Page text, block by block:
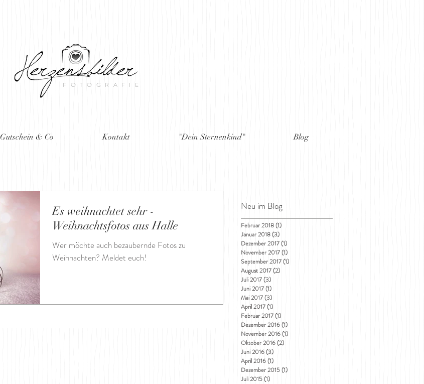
FOTOGRAFIE
Gutschein & Co Kontakt "Dein Sternenkind" Blog
Es weihnachtet sehr -
Weihnachtsfotos aus Halle
Wer möchte auch bezaubernde Fotos zu
Weihnachten? Meldet euch!
Neu im Blog
Februar 2018(1)
Januar 2018(3)
Dezember 2017(1)
November 2017(1)
September 2017(1)
August 2017(2)
Juli 2017(3)
Juni 2017(1)
Mai 2017(3)
April 2017(1)
Februar 2017(1)
Dezember 2016(1)
November 2016(1)
Oktober 2016(2)
Juni 2016(3)
April 2016(1)
Dezember 2015(1)
Juli 2015(1)